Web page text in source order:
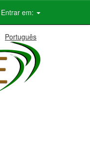
Entrar em:
Português